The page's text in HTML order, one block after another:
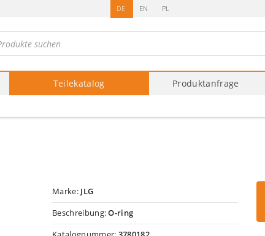
DE EN PL
Teilekatalog Produktanfrage
Marke: JLG
Beschreibung:O-ring